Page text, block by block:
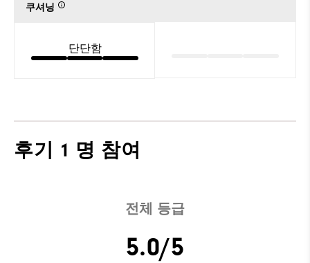
쿠셔닝
단단함
후기 1 명 참여
전체 등급
5.0/5